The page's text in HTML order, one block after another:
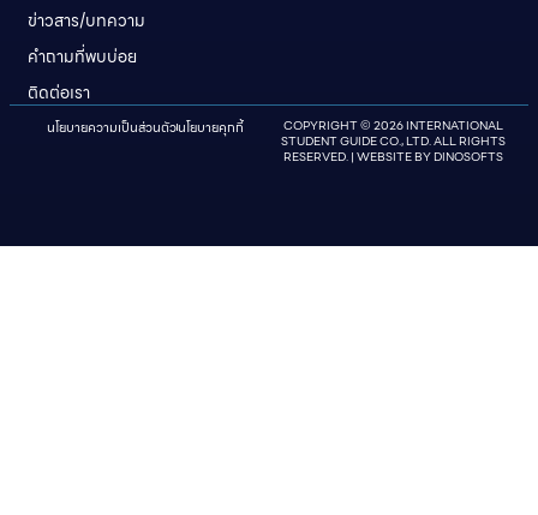
ข่าวสาร/บทความ
คําถามที่พบบ่อย
ติดต่อเรา
COPYRIGHT © 2026 INTERNATIONAL
STUDENT GUIDE CO., LTD. ALL RIGHTS
RESERVED. | WEBSITE BY DINOSOFTS
นโยบายความเป็นส่วนตัวนโยบายคุกกี้